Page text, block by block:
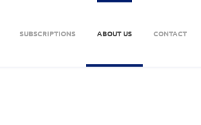
SUBSCRIPTIONS ABOUT US CONTACT